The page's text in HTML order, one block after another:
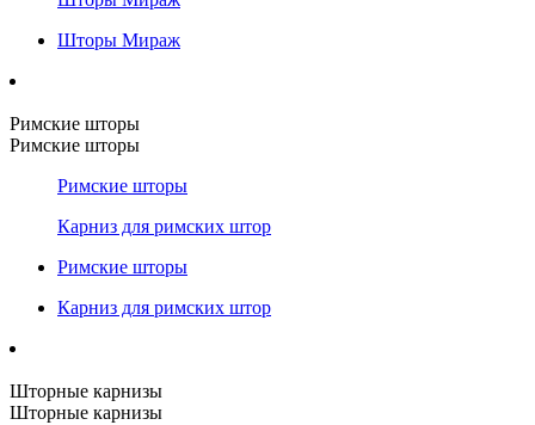
Шторы Мираж
Римские шторы
Римские шторы
Римские шторы
Карниз для римских штор
Римские шторы
Карниз для римских штор
Шторные карнизы
Шторные карнизы